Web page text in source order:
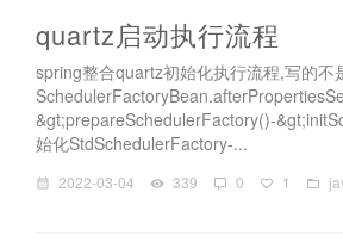
quartz启动执行流程
spring整合quartz初始化执行流程,写的不
&gt;prepareSchedulerFactory()-
始化StdSchedulerFactory-...
2022-03-04 339 0 1